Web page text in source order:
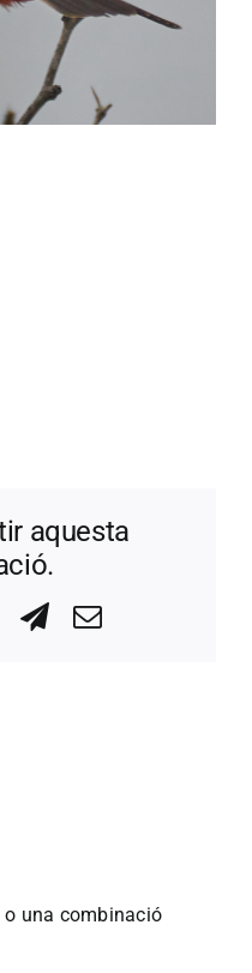
aquesta
Telegram
Correo
una combinació